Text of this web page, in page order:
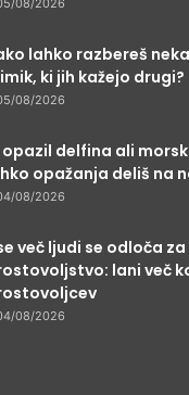
08/2026
lahko razbereš
ki jih kažejo drugi?
08/2026
opazil delfina ali
opažanja deliš na
08/2026
več ljudi se odloča za
lani več
08/2026